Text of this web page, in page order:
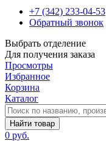
+7 (342) 233-04-53
Обратный звонок
Выбрать отделение
Для получения заказа
Просмотры
Избранное
Корзина
Каталог
Найти товар
0 руб.